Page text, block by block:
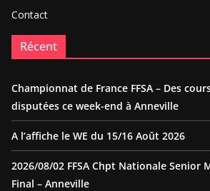
Contact
Récent
Championnat de France FFSA – Des
disputées ce week-end à Anneville
A l’affiche le WE du 15/16 Août 2026
2026/08/02 FFSA Chpt Nationale Senior
Final – Anneville